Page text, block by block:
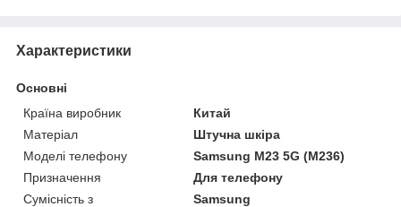
Характеристики
Основні
Країна виробник
Китай
Матеріал
Штучна шкіра
Моделі телефону
Samsung M23 5G (M236)
Призначення
Для телефону
Сумісність з
Samsung